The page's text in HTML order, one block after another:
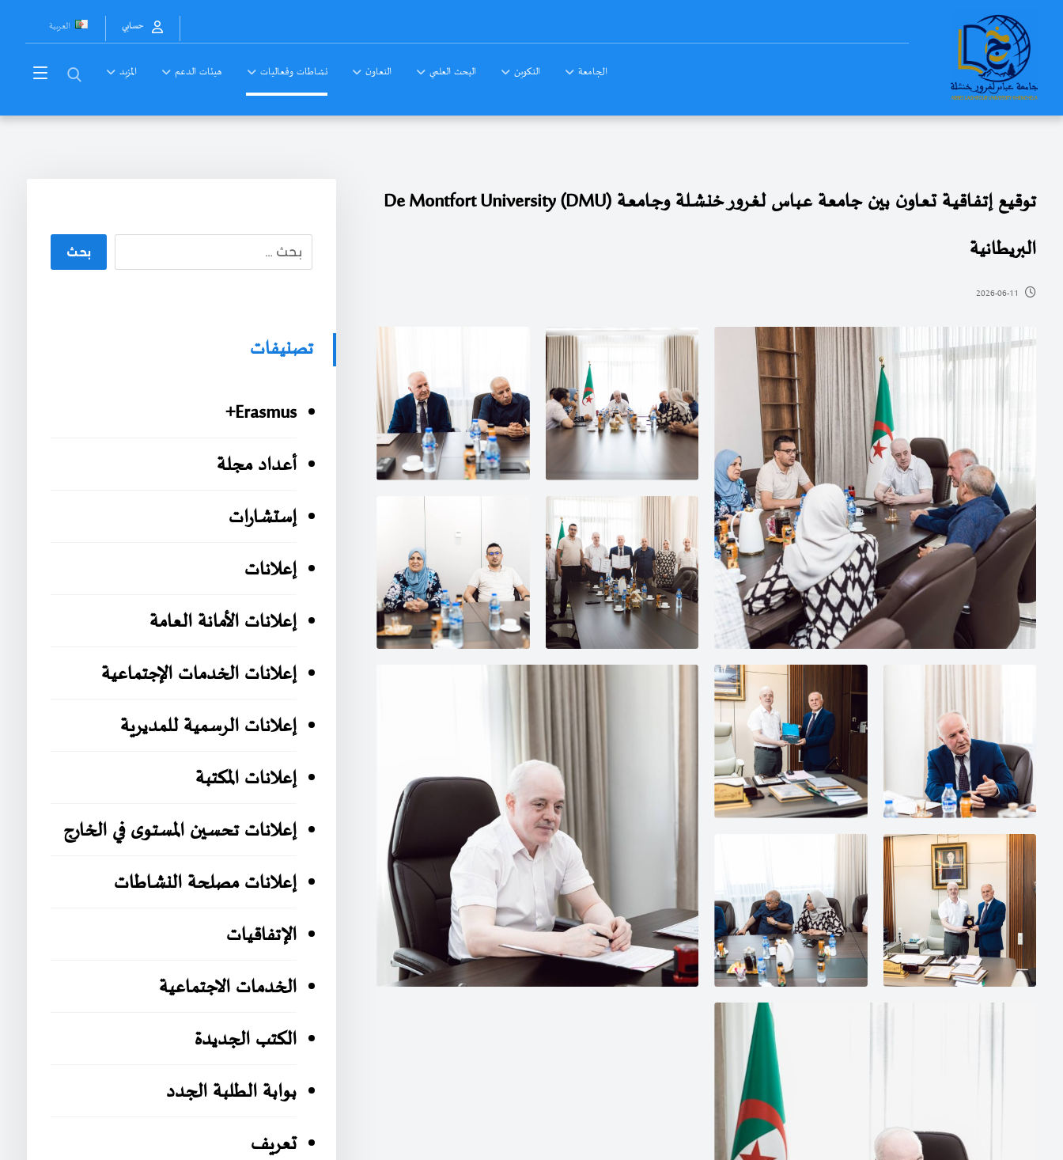
العربية حسابي
الجامعة التكوين البحث العلمي التعاون نشاطات وفعاليات هيئات الدعم المزيد
توقيع إتـفـاقيـة تـعـاون بين جامعة عـباس لغـرور خنـشـلة وجـامعـة De Montfort University (DMU)
البريطانية
2026-06-11
بحث
تصنيفات
Erasmus+
أعداد مجلة
إستشارات
إعلانات
إعلانات الأمانة العامة
إعلانات الخدمات الإجتماعية
إعلانات الرسمية للمديرية
إعلانات المكتبة
إعلانات تحسين المستوى في الخارج
إعلانات مصلحة النشاطات
الإتفاقيات
الخدمات الاجتماعية
الكتب الجديدة
بوابة الطلبة الجدد
تعريف